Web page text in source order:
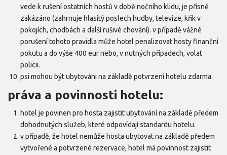
vede k rušení ostatních hostů v době nočního klidu, je přísně
zakázáno (zahrnuje hlasitý poslech hudby, televize, křik v
pokojích, chodbách a další rušivé chování). v případě vážné
porušení tohoto pravidla může hotel penalizovat hosty finanční
pokutu a do výše 400 eur nebo, v nutných případech, volat
policii.
psi mohou být ubytováni na základě potvrzení hotelu zdarma.
práva a povinnosti hotelu:
hotel je povinen pro hosta zajistit ubytování na základě předem
dohodnutých služeb, které odpovídají standardu hotelu.
v případě, že hotel nemůže hosta ubytovat na základě předem
vytvořené a potvrzené rezervace, hotel má povinnost zajistit